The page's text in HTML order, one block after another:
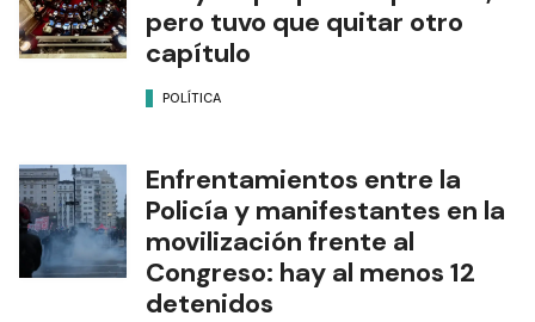
pero tuvo que quitar otro
capítulo
POLÍTICA
Enfrentamientos entre la
Policía y manifestantes en la
movilización frente al
Congreso: hay al menos 12
detenidos